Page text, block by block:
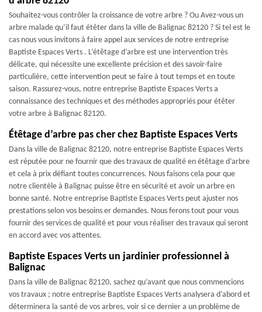
Souhaitez-vous contrôler la croissance de votre arbre ? Ou Avez-vous un
arbre malade qu’il faut étêter dans la ville de Balignac 82120 ? Si tel est le
cas nous vous invitons à faire appel aux services de notre entreprise
Baptiste Espaces Verts . L’étêtage d’arbre est une intervention très
délicate, qui nécessite une excellente précision et des savoir-faire
particulière, cette intervention peut se faire à tout temps et en toute
saison. Rassurez-vous, notre entreprise Baptiste Espaces Verts a
connaissance des techniques et des méthodes appropriés pour étêter
votre arbre à Balignac 82120.
Étêtage d’arbre pas cher chez Baptiste Espaces Verts
Dans la ville de Balignac 82120, notre entreprise Baptiste Espaces Verts
est réputée pour ne fournir que des travaux de qualité en étêtage d’arbre
et cela à prix défiant toutes concurrences. Nous faisons cela pour que
notre clientèle à Balignac puisse être en sécurité et avoir un arbre en
bonne santé. Notre entreprise Baptiste Espaces Verts peut ajuster nos
prestations selon vos besoins er demandes. Nous ferons tout pour vous
fournir des services de qualité et pour vous réaliser des travaux qui seront
en accord avec vos attentes.
Baptiste Espaces Verts un jardinier professionnel à
Balignac
Dans la ville de Balignac 82120, sachez qu’avant que nous commencions
vos travaux ; notre entreprise Baptiste Espaces Verts analysera d’abord et
déterminera la santé de vos arbres, voir si ce dernier a un problème de